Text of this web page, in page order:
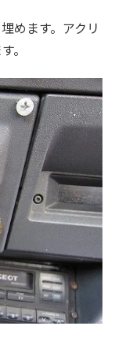
めます。アクリ
。